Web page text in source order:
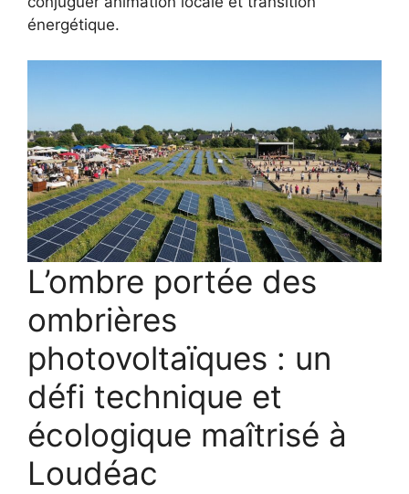
énergétique.
L’ombre portée des
ombrières
photovoltaïques : un
défi technique et
écologique maîtrisé à
Loudéac